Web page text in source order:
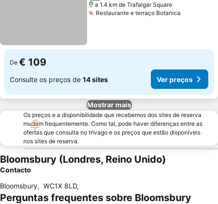
a 1.4 km de Trafalgar Square
Restaurante e terraço Botanica
De € 109
Consulte os preços de 14 sites Ver preços
Mostrar mais
Os preços e a disponibilidade que recebemos dos sites de reserva
mudam frequentemente. Como tal, pode haver diferenças entre as
ofertas que consulta no trivago e os preços que estão disponíveis
nos sites de reserva.
Bloomsbury (Londres, Reino Unido)
Contacto
Bloomsbury, WC1X 8LD,
Perguntas frequentes sobre Bloomsbury